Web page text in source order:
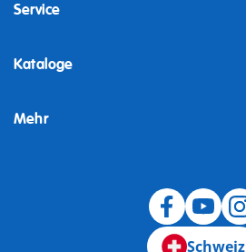
Service
Kataloge
Mehr
Schweiz